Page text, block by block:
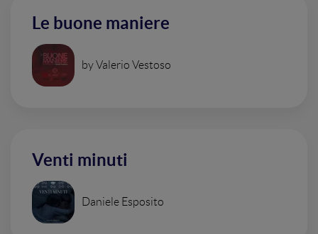
Le buone maniere
by Valerio Vestoso
Venti minuti
Daniele Esposito